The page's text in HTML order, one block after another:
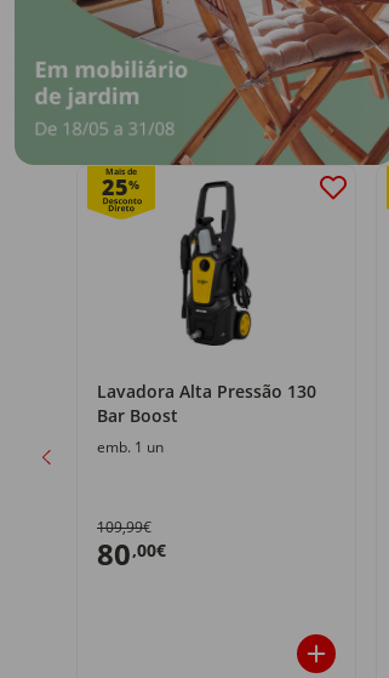
Mais de
25%
Lavadora Alta Pressão 130
Bar Boost
emb. 1 un
109,99€
80,00€